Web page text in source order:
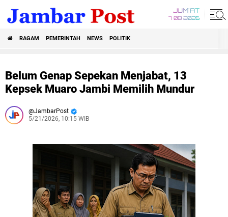
JUM'AT
7 08 2026
RAGAM PEMERINTAH NEWS POLITIK
Belum Genap Sepekan Menjabat, 13
Kepsek Muaro Jambi Memilih Mundur
JambarPost
5/21/2026, 10:15 WIB